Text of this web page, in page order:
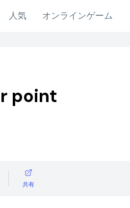
人気 オンラインゲーム
point
共有